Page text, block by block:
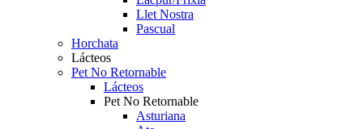
Llet Nostra
Pascual
Horchata
Lácteos
Pet No Retornable
Lácteos
Pet No Retornable
Asturiana